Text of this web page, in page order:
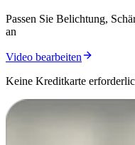
Passen Sie Belichtung,
an
Video bearbeiten
Keine Kreditkarte